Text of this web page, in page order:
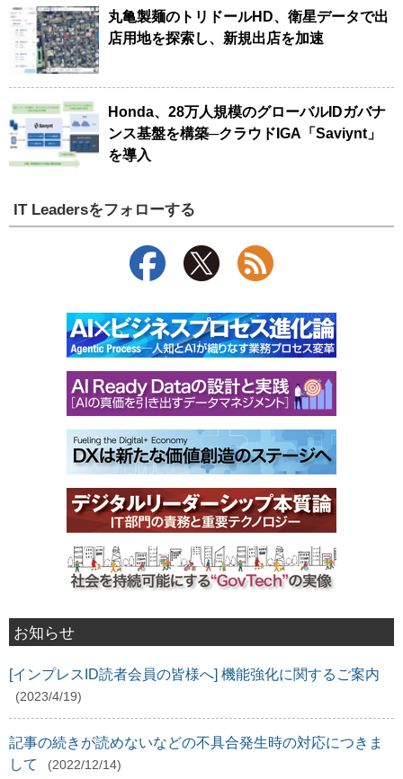
丸亀製麺のトリドールHD、衛星データで出
店用地を探索し、新規出店を加速
Honda、28万人規模のグローバルIDガバナ
ンス基盤を構築─クラウドIGA「Saviynt」
を導入
IT Leadersをフォローする
お知らせ
[インプレスID読者会員の皆様へ] 機能強化に関するご案内
(2023/4/19)
記事の続きが読めないなどの不具合発生時の対応につきま
して
(2022/12/14)